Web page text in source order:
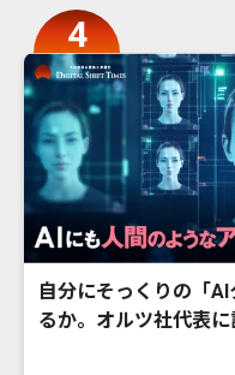
自分にそっくりの「
るか。オルツ社代表に